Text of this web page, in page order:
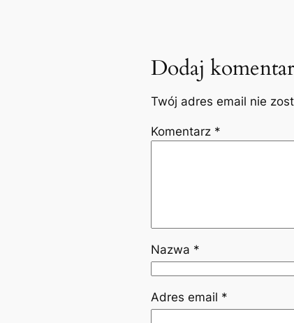
Dodaj
Twój adres email nie
Komentarz *
Nazwa *
Adres email *